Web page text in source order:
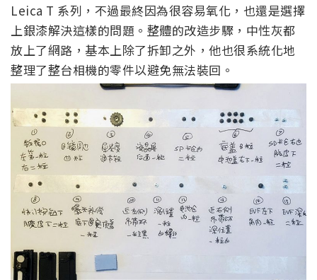
Leica T 系列，不過最終因為很容易氧化，也還是選擇
上銀漆解決這樣的問題。整體的改造步驟，中性灰都
放上了網路，基本上除了拆卸之外，他也很系統化地
整理了整台相機的零件以避免無法裝回。